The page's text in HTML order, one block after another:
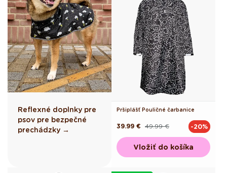
Reflexné doplnky pre
psov pre bezpečné
prechádzky →
Pršiplášť Pouličné čarbanice
Pôvodná49.99 €
Akciová
39.99 € -20%
Vložiť do košíka